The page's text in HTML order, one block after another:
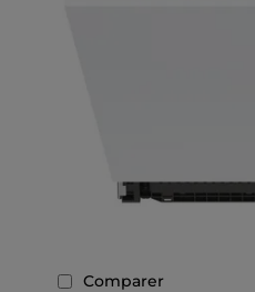
Comparer